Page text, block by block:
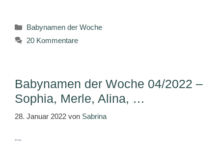
Kategorien
Babynamen der Woche
20 Kommentare
Babynamen der Woche 04/2022 –
Sophia, Merle, Alina, …
28. Januar 2022 von Sabrina